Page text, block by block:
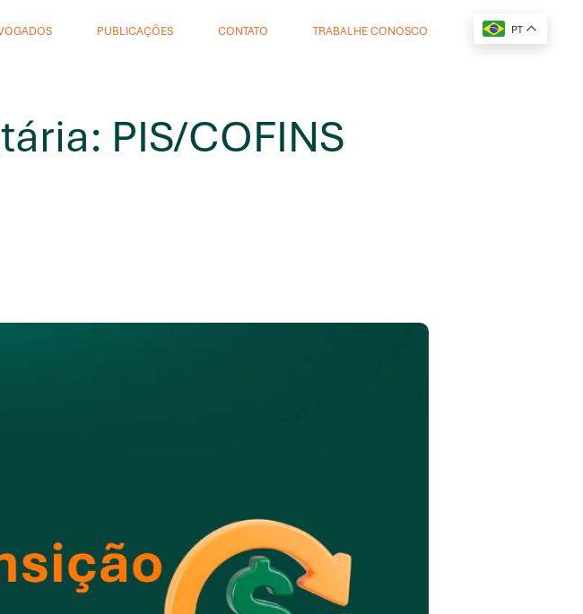
PT
PUBLICAÇÕES CONTATO TRABALHE CONOSCO
PIS/COFINS